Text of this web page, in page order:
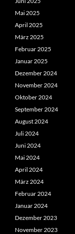
Mai 2025
April 2025
März 2025
Februar 2025
Januar 2025
Dezember 2024
November 2024
Oktober 2024
September 2024
August 2024
Juli 2024
Juni 2024
Mai 2024
April 2024
März 2024
Februar 2024
Januar 2024
Dezember 2023
November 2023